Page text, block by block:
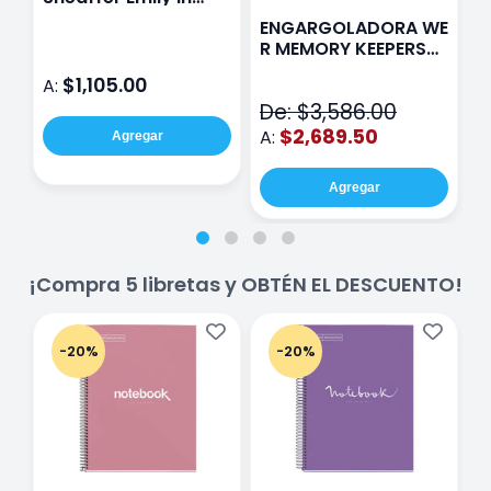
A: $1,105.00
Agregar
ENGARGOLADORA WE
R MEMORY KEEPERS
De: $3,586.00
A: $2,689.50
Agregar
¡Compra 5 libretas y OBTÉN EL DESCUENTO!
-20% -20%